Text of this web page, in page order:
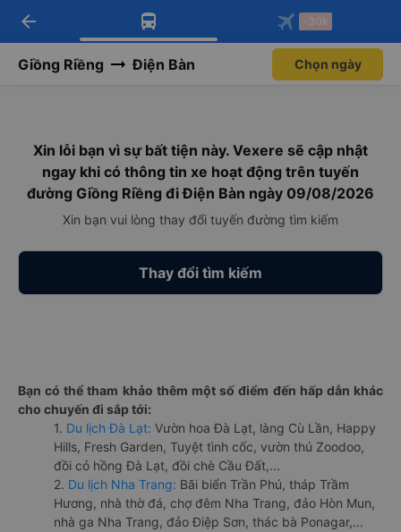
Tải app Vexere ngay!
Nhận ưu đãi thành viên độc
Mở app
Tải app Vexere
-30k/ghế khi đặt vé máy bay qua
Mở app
arrow_back -30k
Giồng Riềng Điện Bàn Chọn ngày
Xin lỗi bạn vì sự bất tiện này. Vexere sẽ cập nhật
ngay khi có thông tin xe hoạt động trên tuyến
đường Giồng Riềng đi Điện Bàn ngày 09/08/2026
Xin bạn vui lòng thay đổi tuyến đường tìm kiếm
Thay đổi tìm kiếm
Bạn có thể tham khảo thêm một số điểm đến hấp dẫn khác
cho chuyến đi sắp tới:
1. Du lịch Đà Lạt: Vườn hoa Đà Lạt, làng Cù Lần, Happy
Hills, Fresh Garden, Tuyệt tình cốc, vườn thú Zoodoo,
đồi cỏ hồng Đà Lạt, đồi chè Cầu Đất,...
2. Du lịch Nha Trang: Bãi biển Trần Phú, tháp Trầm
Hương, nhà thờ đá, chợ đêm Nha Trang, đảo Hòn Mun,
nhà ga Nha Trang, đảo Điệp Sơn, thác bà Ponagar,...